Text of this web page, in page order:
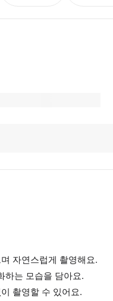
자연스럽게 촬영해요.
하는 모습을 담아요.
촬영할 수 있어요.